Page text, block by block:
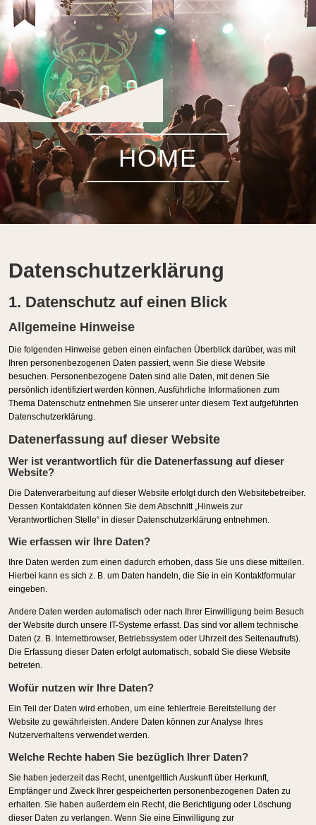
HOME
Datenschutz­erklärung
1. Datenschutz auf einen Blick
Allgemeine Hinweise
Die folgenden Hinweise geben einen einfachen Überblick darüber, was mit
Ihren personenbezogenen Daten passiert, wenn Sie diese Website
besuchen. Personenbezogene Daten sind alle Daten, mit denen Sie
persönlich identifiziert werden können. Ausführliche Informationen zum
Thema Datenschutz entnehmen Sie unserer unter diesem Text aufgeführten
Datenschutzerklärung.
Datenerfassung auf dieser Website
Wer ist verantwortlich für die Datenerfassung auf dieser
Website?
Die Datenverarbeitung auf dieser Website erfolgt durch den Websitebetreiber.
Dessen Kontaktdaten können Sie dem Abschnitt „Hinweis zur
Verantwortlichen Stelle“ in dieser Datenschutzerklärung entnehmen.
Wie erfassen wir Ihre Daten?
Ihre Daten werden zum einen dadurch erhoben, dass Sie uns diese mitteilen.
Hierbei kann es sich z. B. um Daten handeln, die Sie in ein Kontaktformular
eingeben.
Andere Daten werden automatisch oder nach Ihrer Einwilligung beim Besuch
der Website durch unsere IT-Systeme erfasst. Das sind vor allem technische
Daten (z. B. Internetbrowser, Betriebssystem oder Uhrzeit des Seitenaufrufs).
Die Erfassung dieser Daten erfolgt automatisch, sobald Sie diese Website
betreten.
Wofür nutzen wir Ihre Daten?
Ein Teil der Daten wird erhoben, um eine fehlerfreie Bereitstellung der
Website zu gewährleisten. Andere Daten können zur Analyse Ihres
Nutzerverhaltens verwendet werden.
Welche Rechte haben Sie bezüglich Ihrer Daten?
Sie haben jederzeit das Recht, unentgeltlich Auskunft über Herkunft,
Empfänger und Zweck Ihrer gespeicherten personenbezogenen Daten zu
erhalten. Sie haben außerdem ein Recht, die Berichtigung oder Löschung
dieser Daten zu verlangen. Wenn Sie eine Einwilligung zur